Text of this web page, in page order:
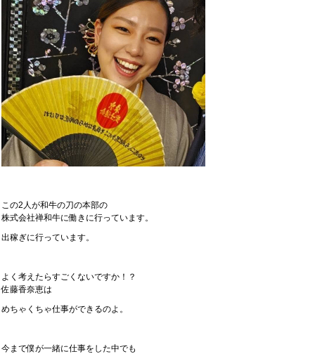
この2人が和牛の刀の本部の
株式会社禅和牛に働きに行っています。
出稼ぎに行っています。
よく考えたらすごくないですか！？
佐藤香奈恵は
めちゃくちゃ仕事ができるのよ。
今まで僕が一緒に仕事をした中でも